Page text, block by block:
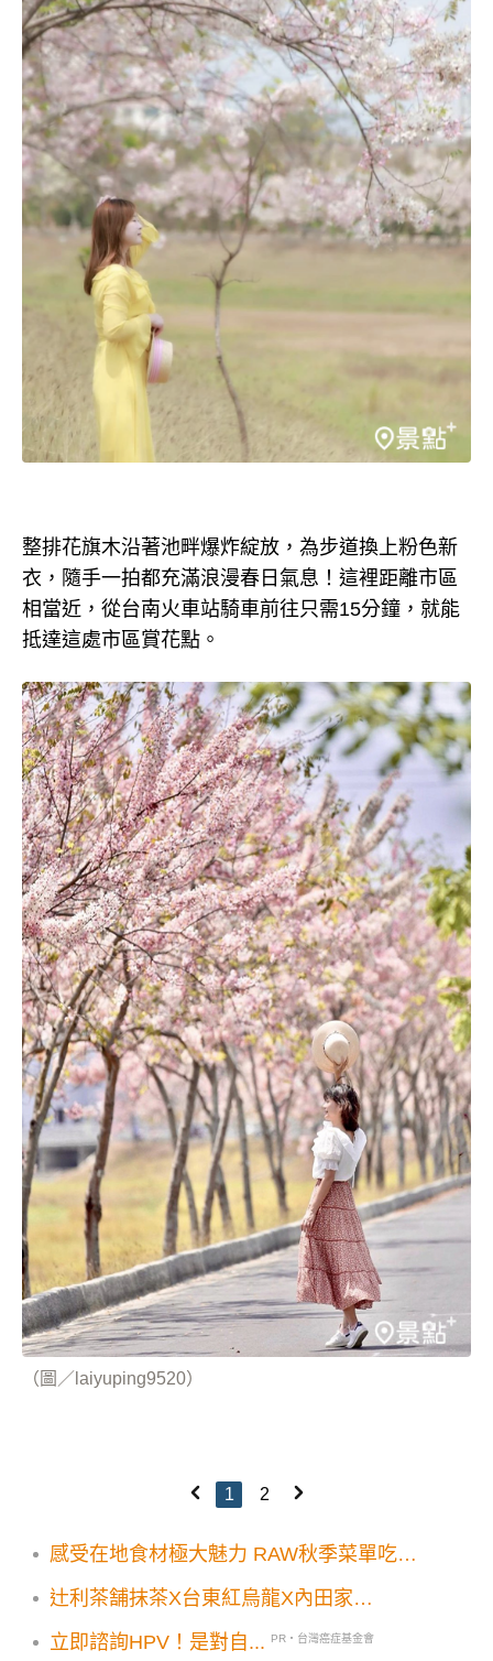
整排花旗木沿著池畔爆炸綻放，為步道換上粉色新
衣，隨手一拍都充滿浪漫春日氣息！這裡距離市區
相當近，從台南火車站騎車前往只需15分鐘，就能
抵達這處市區賞花點。
（圖／laiyuping9520）
1 2
感受在地食材極大魅力 RAW秋季菜單吃到
辻利茶舗抹茶X台東紅烏龍X內田家
茶控驚艷
立即諮詢HPV！是對自... PR・台灣癌症基金會